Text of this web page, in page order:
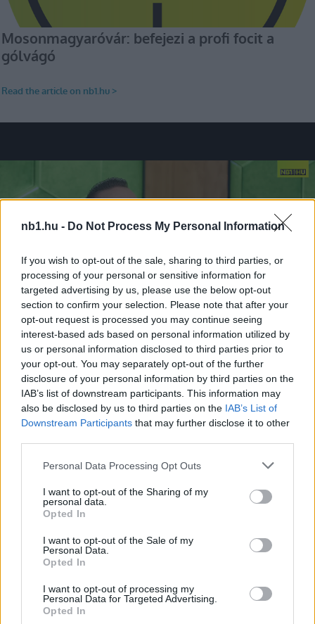
nb1.hu - Do Not Process My Personal Information
If you wish to opt-out of the sale, sharing to third parties, or
processing of your personal or sensitive information for
targeted advertising by us, please use the below opt-out
section to confirm your selection. Please note that after your
opt-out request is processed you may continue seeing
interest-based ads based on personal information utilized by
us or personal information disclosed to third parties prior to
your opt-out. You may separately opt-out of the further
disclosure of your personal information by third parties on the
IAB’s list of downstream participants. This information may
also be disclosed by us to third parties on the IAB’s List of
Downstream Participants that may further disclose it to other
Please note that this website/app uses one or more Google
not limited to your visit or usage behaviour. You may click to
grant or deny consent to Google and its third-party tags to
use your data for below specified purposes in below Google
consent section.
Personal Data Processing Opt Outs
I want to opt-out of the Sharing of my
personal data.
Opted In
I want to opt-out of the Sale of my
Personal Data.
Opted In
I want to opt-out of processing my
Personal Data for Targeted Advertising.
Opted In
UnmuteLoaded
Szöveg forrása: mte1904.hu
Megosztás:
KAPCSOLÓDÓ HÍREK